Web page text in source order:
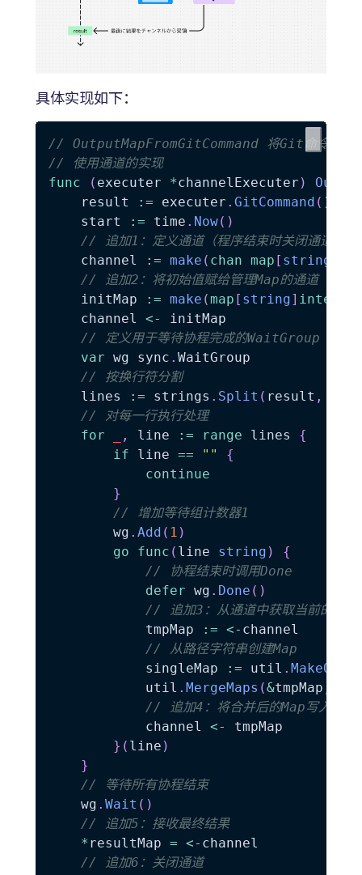
具体实现如下：
// OutputMapFromGitCommand 将Git命令的结
// 使用通道的实现
func
( executer *channelExecuter )
	result
:= executer . GitCommand ( )
	start
:= time . Now( )
// 追加1：定义通道（程序结束时关闭通道）
	channel
:= make ( chan map [ string
// 追加2：将初始值赋给管理Map的通道
	initMap
:= make (map [ string]
	channel
<-
initMap
// 定义用于等待协程完成的WaitGroup
var wg sync . WaitGroup
// 按换行符分割
	lines
:= strings . Split ( result ,
// 对每一行执行处理
for
, line := range lines {
if line == ""
{
continue
}
// 增加等待组计数器1
		wg
. Add ( 1 )
go
func ( line string )
{
// 协程结束时调用Done
defer wg . Done ( )
// 追加3：从通道中获取当前的Map
			tmpMap
:= <- channel
// 从路径字符串创建Map
			singleMap
:= util .
			util
. MergeMaps (&tmpMap
// 追加4：将合并后的Map写入通道
			channel
<-
tmpMap
} ( line )
}
// 等待所有协程结束
	wg
. Wait ( )
// 追加5：接收最终结果
* resultMap = <- channel
// 追加6：关闭通道